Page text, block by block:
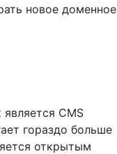
новое доменное
CMS
гораздо больше
открытым